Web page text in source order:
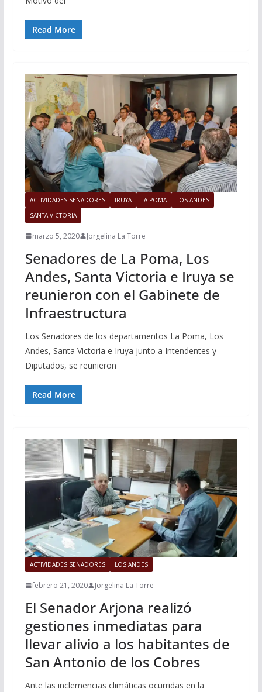
Read More
ACTIVIDADES SENADORES IRUYA LA POMA
LOS ANDES
SANTA VICTORIA
marzo 5, 2020 Jorgelina La Torre
Senadores de La Poma, Los
Andes, Santa Victoria e Iruya se
reunieron con el Gabinete de
Infraestructura
Los Senadores de los departamentos La Poma, Los
Andes, Santa Victoria e Iruya junto a Intendentes y
Diputados, se reunieron
Read More
ACTIVIDADES SENADORES LOS ANDES
febrero 21, 2020 Jorgelina La Torre
El Senador Arjona realizó
gestiones inmediatas para
llevar alivio a los habitantes de
San Antonio de los Cobres
Ante las inclemencias climáticas ocurridas en la